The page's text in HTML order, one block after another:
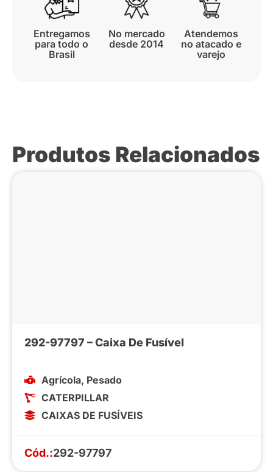
Entregamos
para todo o
Brasil
No mercado
desde 2014
Atendemos
no atacado e
varejo
Produtos Relacionados
292-97797 – Caixa De Fusível
Agrícola, Pesado
CATERPILLAR
CAIXAS DE FUSÍVEIS
Cód.:292-97797